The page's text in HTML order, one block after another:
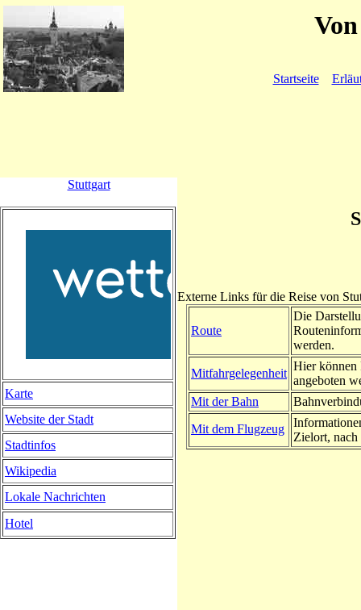
Startseite
Externe Links für die Reise von
Route
Die
werden.
Mitfahrgelegenheit
Hier können
angeboten
Mit der Bahn
Mit dem Flugzeug
Zielort, nach
Stuttgart
Karte
Website der Stadt
Stadtinfos
Wikipedia
Lokale Nachrichten
Hotel